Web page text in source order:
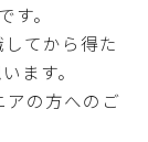
。
てから得た
ます。
アの方へのご